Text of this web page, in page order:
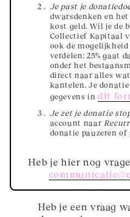
Je past je
dwarsdenken en
kost geld. Wil je de
Collectief Kapitaal
ook de
verdelen: 25% gaat
onder het
direct naar alles
kantelen. Je
gegevens indit
Je zet je donatie
account naar
donatie pauzeren of
Heb je hier nog
Heb je een vraag